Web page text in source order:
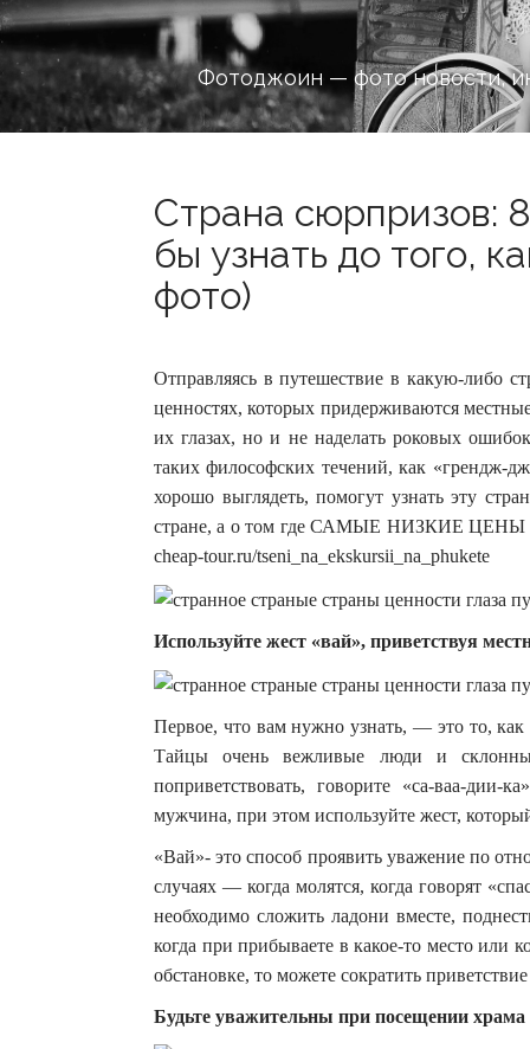
Фотоджоин — фото новости,
Страна сюрпризов:
бы узнать до того,
фото)
Отправляясь в путешествие в какую-либо
ценностях, которых придерживаются
их глазах, но и не наделать роковых
таких философских течений, как «грендж-
хорошо выглядеть, помогут узнать эту
стране, а о том где САМЫЕ НИЗКИЕ ЦЕНЫ
cheap-tour.ru/tseni_na_ekskursii_na_phukete
Используйте жест «вай», приветствуя
Первое, что вам нужно узнать, — это то,
Тайцы очень вежливые люди и склонны
поприветствовать, говорите «са-ваа-
мужчина, при этом используйте жест,
«Вай»- это способ проявить уважение по
случаях — когда молятся, когда говорят
необходимо сложить ладони вместе,
когда при прибываете в какое-то место или
обстановке, то можете сократить
Будьте уважительны при посещении храма